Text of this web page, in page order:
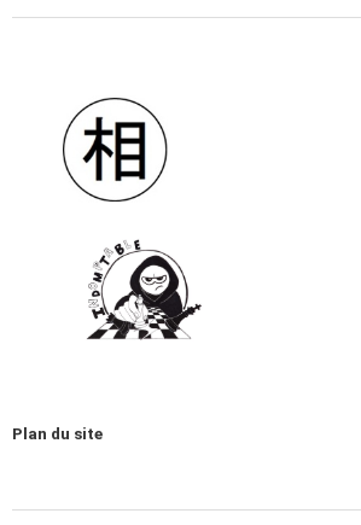
Plan du site